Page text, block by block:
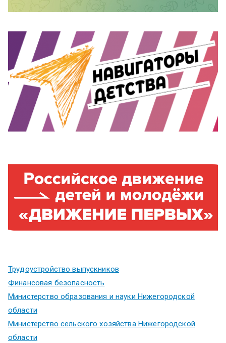
Трудоустройство выпускников
Финансовая безопасность
Министерство образования и науки Нижегородской
области
Министерство сельского хозяйства Нижегородской
области